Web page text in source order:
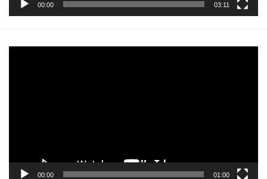
00:00 03:11
00:00 01:00